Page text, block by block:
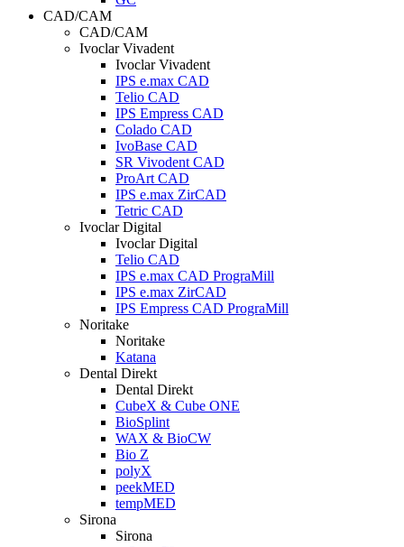
CAD/CAM
CAD/CAM
Ivoclar Vivadent
Ivoclar Vivadent
IPS e.max CAD
Telio CAD
IPS Empress CAD
Colado CAD
IvoBase CAD
SR Vivodent CAD
ProArt CAD
IPS e.max ZirCAD
Tetric CAD
Ivoclar Digital
Ivoclar Digital
Telio CAD
IPS e.max CAD PrograMill
IPS e.max ZirCAD
IPS Empress CAD PrograMill
Noritake
Noritake
Katana
Dental Direkt
Dental Direkt
CubeX & Cube ONE
BioSplint
WAX & BioCW
Bio Z
polyX
peekMED
tempMED
Sirona
Sirona